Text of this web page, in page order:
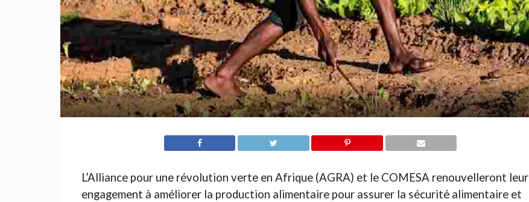
L’Alliance pour une révolution verte en Afrique (AGRA) et le COMESA renouvelleront leur
engagement à améliorer la production alimentaire pour assurer la sécurité alimentaire et